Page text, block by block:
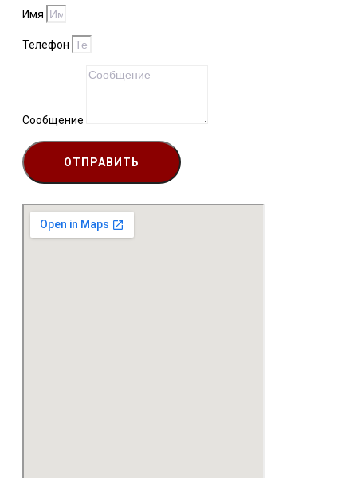
Имя
Телефон
Сообщение
ОТПРАВИТЬ